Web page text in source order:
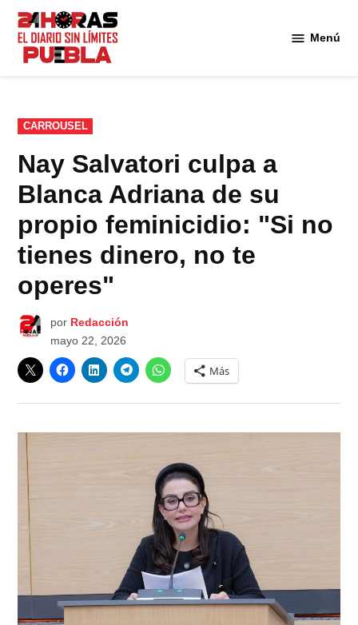
Saltar
contenido
Menú
PUBLICADO
EN
CARROUSEL
Nay Salvatori culpa a
Blanca Adriana de su
propio feminicidio: "Si no
tienes dinero, no te
operes"
por Redacción
mayo 22, 2026
Más